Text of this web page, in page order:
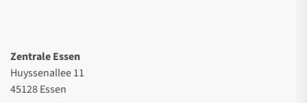
Zentrale Essen
Huyssenallee 11
45128 Essen